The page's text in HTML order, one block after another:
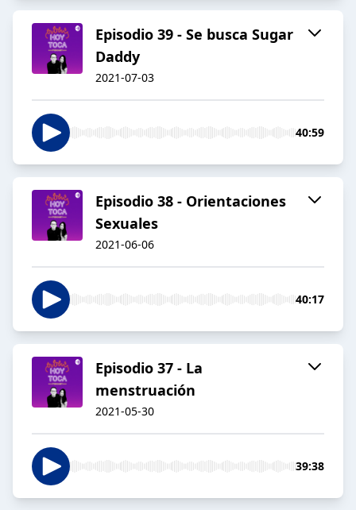
Episodio 39 - Se busca Sugar
Daddy
2021-07-03
40:59
Episodio 38 - Orientaciones
Sexuales
2021-06-06
40:17
Episodio 37 - La
menstruación
2021-05-30
39:38